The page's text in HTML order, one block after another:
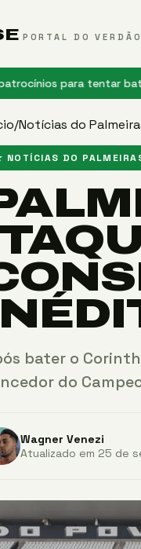
PORTAL DO VERDÃO
para tentar bater meta
/Notícias do
NOTÍCIAS DO
bater o
do
Wagner Venezi
Atualizado em 25 de